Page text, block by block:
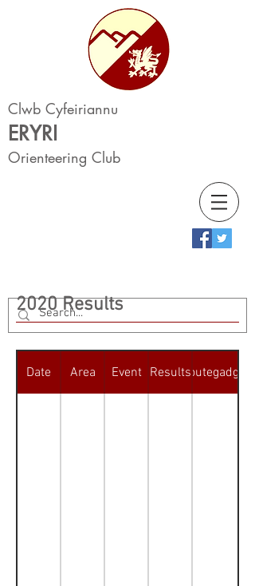
Clwb Cyfeiriannu
ERYRI
Orienteering Club
2020 Results
Date Area Event ResultsRoutegadget